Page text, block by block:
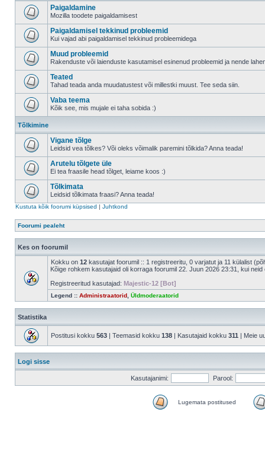
Paigaldamine
Mozilla toodete paigaldamisest
Paigaldamisel tekkinud probleemid
Kui vajad abi paigaldamisel tekkinud probleemidega
Muud probleemid
Rakenduste või laienduste kasutamisel esinenud probleemid ja nende
Teated
Tahad teada anda muudatustest või millestki muust. Tee seda siin.
Vaba teema
Kõik see, mis mujale ei taha sobida :)
Tõlkimine
Vigane tõlge
Leidsid vea tõlkes? Või oleks võimalik paremini tõlkida? Anna teada!
Arutelu tõlgete üle
Ei tea fraasile head tõlget, leiame koos :)
Tõlkimata
Leidsid tõlkimata fraasi? Anna teada!
Kustuta kõik foorumi küpsised | Juhtkond
Foorumi pealeht
Kes on foorumil
Kokku on 12 kasutajat foorumil :: 1 registreeritu, 0 varjatut ja 11 külalist
Kõige rohkem kasutajaid oli korraga foorumil 22. Juun 2026 23:31, kui neid
Registreeritud kasutajad: Majestic-12 [Bot]
Legend :: Administraatorid Üldmoderaatorid
Statistika
Postitusi kokku 563 | Teemasid kokku 138 | Kasutajaid kokku 311 | Meie
Logi sisse
Kasutajanimi: Parool:
Lugemata postitused